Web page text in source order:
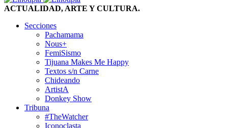
ACTUALIDAD, ARTE Y CULTURA.
Secciones
Pachamama
Nous+
FemiSismo
Tijuana Makes Me Happy
Textos s/n Carne
Chideando
ArtistA
Donkey Show
Tribuna
#TheWatcher
Iconoclasta